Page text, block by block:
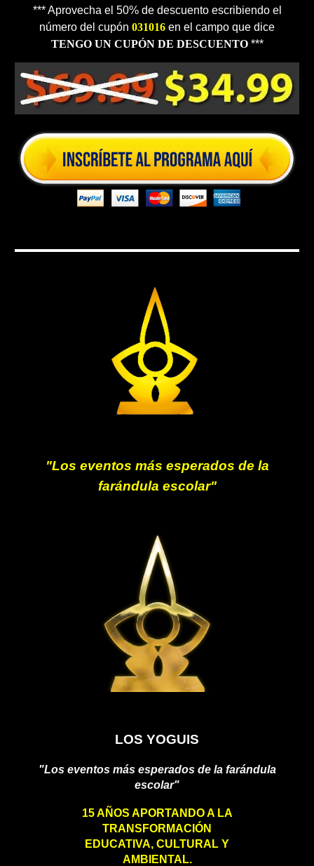
*** Aprovecha el 50% de descuento escribiendo el
número del cupón 031016 en el campo que dice
TENGO UN CUPÓN DE DESCUENTO ***
"Los eventos más esperados de la
farándula escolar"
LOS YOGUIS
"Los eventos más esperados de la farándula
escolar"
15AÑOS APORTANDO A LA
TRANSFORMACIÓN
EDUCATIVA, CULTURAL Y
AMBIENTAL.